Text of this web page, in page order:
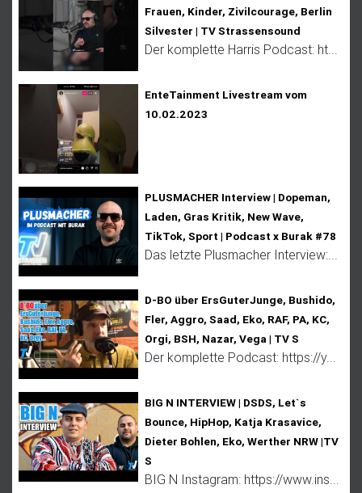
Frauen, Kinder, Zivilcourage, Berlin
Silvester | TV Strassensound
Der komplette Harris Podcast: ht...
EnteTainment Livestream vom
10.02.2023
PLUSMACHER Interview | Dopeman,
Laden, Gras Kritik, New Wave,
TikTok, Sport | Podcast x Burak #78
Das letzte Plusmacher Interview:...
D-BO über ErsGuterJunge, Bushido,
Fler, Aggro, Saad, Eko, RAF, PA, KC,
Orgi, BSH, Nazar, Vega | TV S
Der komplette Podcast: https://y...
BIG N INTERVIEW | DSDS, Let`s
Bounce, HipHop, Katja Krasavice,
Dieter Bohlen, Eko, Werther NRW |TV
S
BIG N Instagram: https://www.ins...